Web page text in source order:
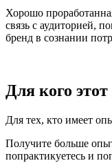
Хорошо
связь с аудиторией,
бренд в сознании
Для кого
Для тех, кто имеет
Получите больше
попрактикуетесь и